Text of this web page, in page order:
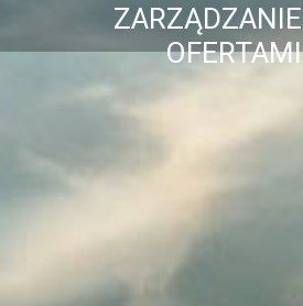
ZARZĄDZANIE
OFERTAMI